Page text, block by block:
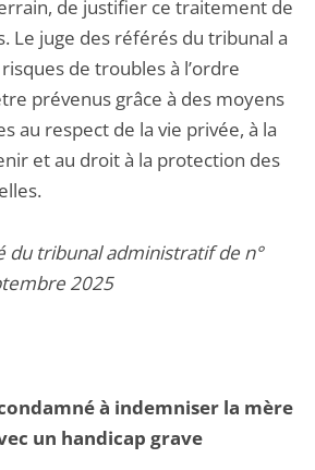
de justifier ce traitement de
Le juge des référés du tribunal a
de troubles à l’ordre
prévenus grâce à des moyens
au respect de la vie privée, à la
et au droit à la protection des
du tribunal administratif de n°
2025
à indemniser la mère
un handicap grave